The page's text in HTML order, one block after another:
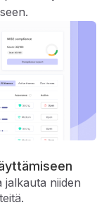
jalkauta niiden